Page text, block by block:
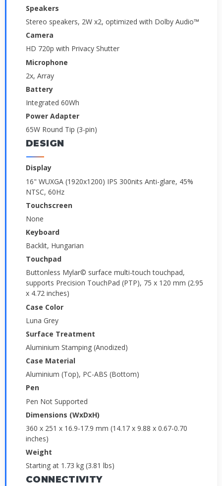
Speakers
Stereo speakers, 2W x2, optimized with Dolby Audio™
Camera
HD 720p with Privacy Shutter
Microphone
2x, Array
Battery
Integrated 60Wh
Power Adapter
65W Round Tip (3-pin)
DESIGN
Display
16" WUXGA (1920x1200) IPS 300nits Anti-glare, 45%
NTSC, 60Hz
Touchscreen
None
Keyboard
Backlit, Hungarian
Touchpad
Buttonless Mylar© surface multi-touch touchpad,
supports Precision TouchPad (PTP), 75 x 120 mm (2.95
x 4.72 inches)
Case Color
Luna Grey
Surface Treatment
Aluminium Stamping (Anodized)
Case Material
Aluminium (Top), PC-ABS (Bottom)
Pen
Pen Not Supported
Dimensions (WxDxH)
360 x 251 x 16.9-17.9 mm (14.17 x 9.88 x 0.67-0.70
inches)
Weight
Starting at 1.73 kg (3.81 lbs)
CONNECTIVITY